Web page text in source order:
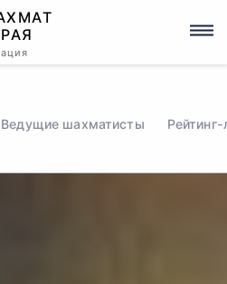
Ведущие шахматисты Рейтинг-